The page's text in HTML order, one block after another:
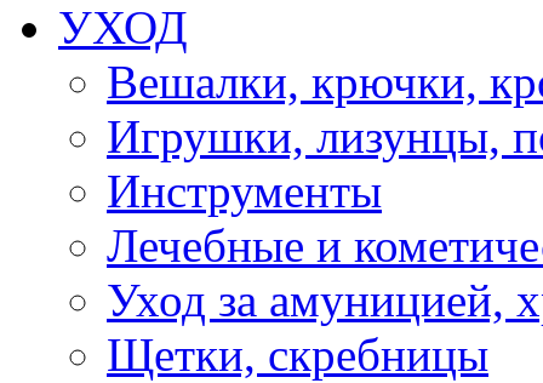
УХОД
Вешалки, крючки,
Игрушки, лизунцы,
Инструменты
Лечебные и
Уход за амуницией,
Щетки, скребницы